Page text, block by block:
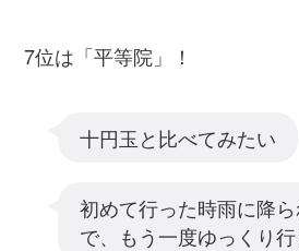
7位は「平等院」！
十円玉と比べてみたい
初めて行った時雨に降
で、もう一度ゆっくり